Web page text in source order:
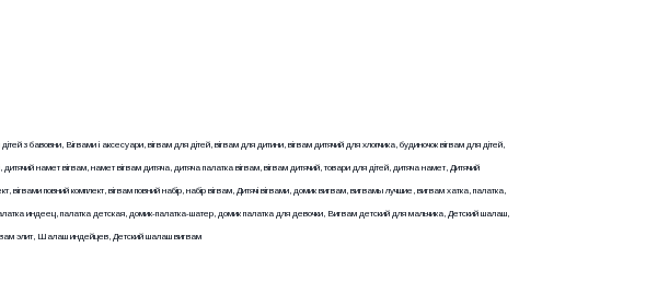
з бавовни, Вігвами і аксесуари, вігвам для дітей, вігвам для дитини, вігвам дитячий для хлопчика, будиночок вігвам для дітей,
дитячий намет вігвам, намет вігвам дитяча, дитяча палатка вігвам, вігвам дитячий, товари для дітей, дитяча намет, Дитячий
вігвами повний комплект, вігвам повний набір, набір вігвам, Дитячі вігвами, домик вигвам, вигвамы лучшие, вигвам хатка, палатка,
индеец, палатка детская, домик-палатка-шатер, домик палатка для девочки, Вигвам детский для мальчика, Детский шалаш,
элит, Шалаш индейцев, Детский шалаш вигвам